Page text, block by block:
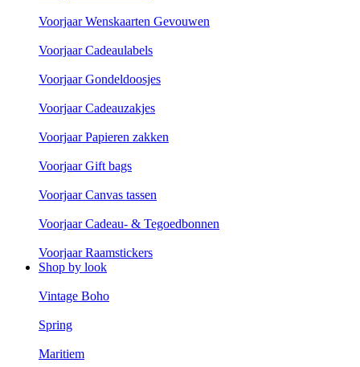
Voorjaar Wenskaarten Gevouwen
Voorjaar Cadeaulabels
Voorjaar Gondeldoosjes
Voorjaar Cadeauzakjes
Voorjaar Papieren zakken
Voorjaar Gift bags
Voorjaar Canvas tassen
Voorjaar Cadeau- & Tegoedbonnen
Voorjaar Raamstickers
Shop by look
Vintage Boho
Spring
Maritiem